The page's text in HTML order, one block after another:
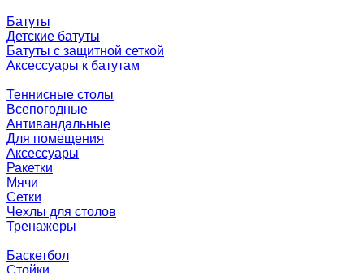
Батуты
Детские батуты
Батуты с защитной сеткой
Аксессуары к батутам
Теннисные столы
Всепогодные
Антивандальные
Для помещения
Аксессуары
Ракетки
Мячи
Сетки
Чехлы для столов
Тренажеры
Баскетбол
Стойки